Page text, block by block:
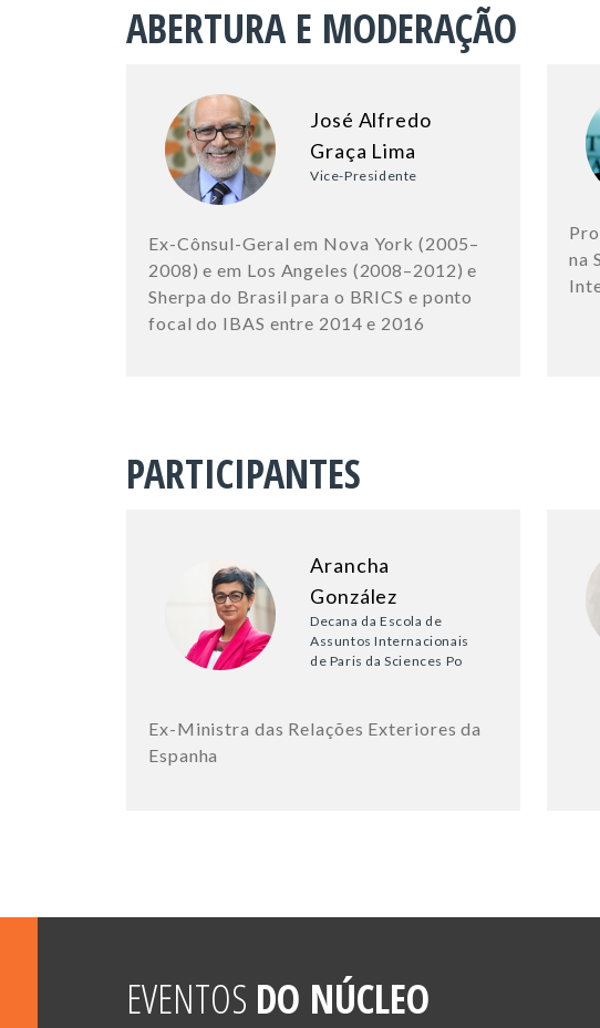
ABERTURA E MODERAÇÃO
José Alfredo
Graça Lima
Vice-Presidente
Ex-Cônsul-Geral em Nova York (2005–
2008) e em Los Angeles (2008–2012) e
Sherpa do Brasil para o BRICS e ponto
focal do IBAS entre 2014 e 2016
na
PARTICIPANTES
Arancha
González
Decana da Escola de
Assuntos Internacionais
de Paris da Sciences Po
Ex-Ministra das Relações Exteriores da
Espanha
EVENTOS DO NÚCLEO